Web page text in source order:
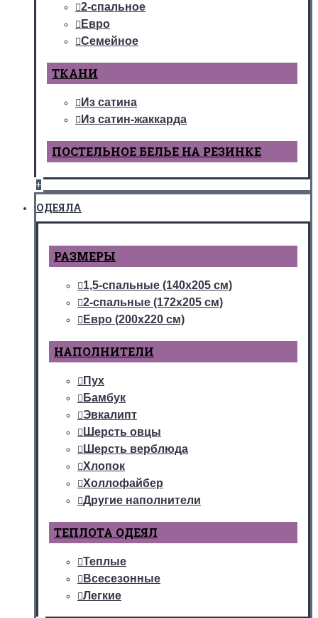
2-спальное
Евро
Семейное
ТКАНИ
Из сатина
Из сатин-жаккарда
ПОСТЕЛЬНОЕ БЕЛЬЕ НА РЕЗИНКЕ
+
ОДЕЯЛА
РАЗМЕРЫ
1,5-спальные (140х205 см)
2-спальные (172х205 см)
Евро (200х220 см)
НАПОЛНИТЕЛИ
Пух
Бамбук
Эвкалипт
Шерсть овцы
Шерсть верблюда
Хлопок
Холлофайбер
Другие наполнители
ТЕПЛОТА ОДЕЯЛ
Теплые
Всесезонные
Легкие